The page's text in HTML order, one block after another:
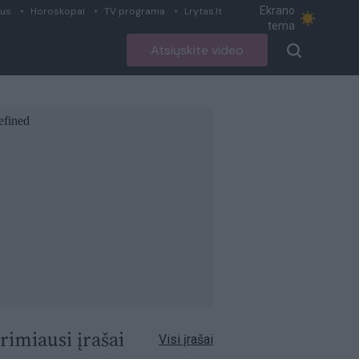
Horoskopai TV programa Lrytas.lt
Ekrano
tema
Atsiųskite video
įrašai Visi įrašai